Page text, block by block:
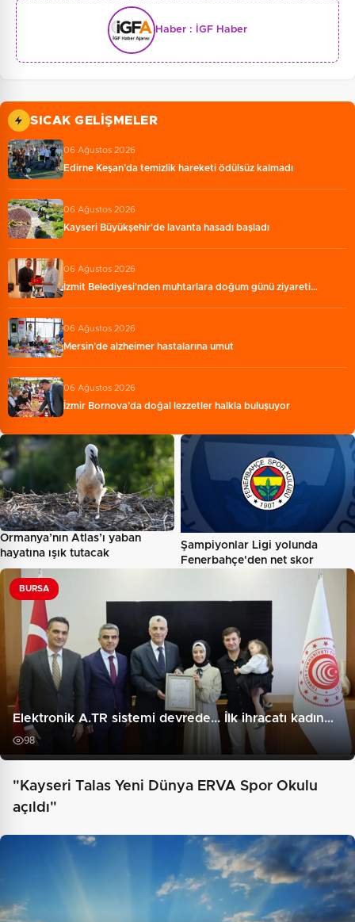
Haber : İGF Haber
SICAK GELIŞMELER
06 Ağustos 2026
Edirne Keşan’da temizlik hareketi ödülsüz kalmadı
06 Ağustos 2026
Kayseri Büyükşehir'de lavanta hasadı başladı
06 Ağustos 2026
İzmit Belediyesi'nden muhtarlara doğum günü ziyareti…
06 Ağustos 2026
Mersin’de alzheimer hastalarına umut
06 Ağustos 2026
İzmir Bornova’da doğal lezzetler halkla buluşuyor
Ormanya’nın Atlas’ı yaban
hayatına ışık tutacak
Şampiyonlar Ligi yolunda
Fenerbahçe'den net skor
BURSA
Elektronik A.TR sistemi devrede... İlk ihracatı kadın…
98
"Kayseri Talas Yeni Dünya ERVA Spor Okulu
açıldı"